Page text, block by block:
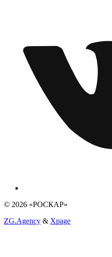
© 2026 «РОСКАР»
ZG.Agency & Xpage